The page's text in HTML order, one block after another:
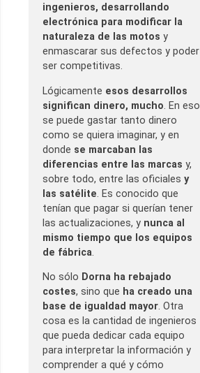
ingenieros, desarrollando
electrónica para modificar la
naturaleza de las motos y
enmascarar sus defectos y poder
ser competitivas.
Lógicamente esos desarrollos
significan dinero, mucho. En eso
se puede gastar tanto dinero
como se quiera imaginar, y en
donde se marcaban las
diferencias entre las marcas y,
sobre todo, entre las oficiales y
las satélite. Es conocido que
tenían que pagar si querían tener
las actualizaciones, y nunca al
mismo tiempo que los equipos
de fábrica.
No sólo Dorna ha rebajado
costes, sino que ha creado una
base de igualdad mayor. Otra
cosa es la cantidad de ingenieros
que pueda dedicar cada equipo
para interpretar la información y
comprender a qué y cómo